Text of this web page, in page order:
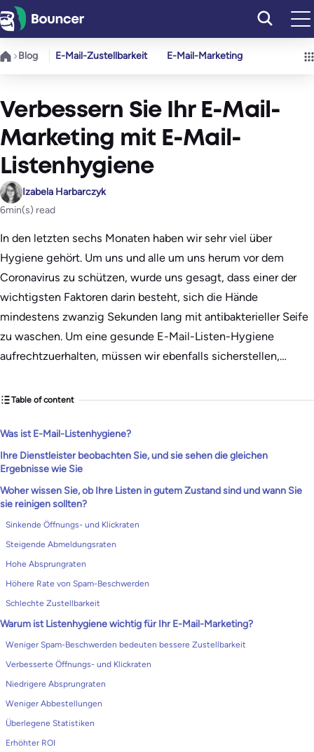
Zum
Inhalt
springen
Blog E-Mail-Zustellbarkeit E-Mail-Marketing
Verbessern Sie Ihr E-Mail-
Marketing mit E-Mail-
Listenhygiene
Izabela Harbarczyk
6min(s) read
In den letzten sechs Monaten haben wir sehr viel über
Hygiene gehört. Um uns und alle um uns herum vor dem
Coronavirus zu schützen, wurde uns gesagt, dass einer der
wichtigsten Faktoren darin besteht, sich die Hände
mindestens zwanzig Sekunden lang mit antibakterieller Seife
zu waschen. Um eine gesunde E-Mail-Listen-Hygiene
aufrechtzuerhalten, müssen wir ebenfalls sicherstellen,…
Table of content
Was ist E-Mail-Listenhygiene?
Ihre Dienstleister beobachten Sie, und sie sehen die gleichen
Ergebnisse wie Sie
Woher wissen Sie, ob Ihre Listen in gutem Zustand sind und wann Sie
sie reinigen sollten?
Sinkende Öffnungs- und Klickraten
Steigende Abmeldungsraten
Hohe Absprungraten
Höhere Rate von Spam-Beschwerden
Schlechte Zustellbarkeit
Warum ist Listenhygiene wichtig für Ihr E-Mail-Marketing?
Weniger Spam-Beschwerden bedeuten bessere Zustellbarkeit
Verbesserte Öffnungs- und Klickraten
Niedrigere Absprungraten
Weniger Abbestellungen
Überlegene Statistiken
Erhöhter ROI